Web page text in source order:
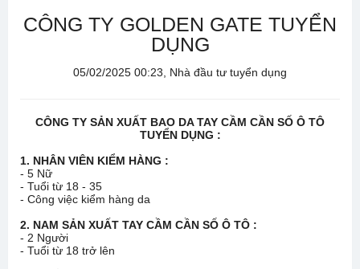
CÔNG TY GOLDEN GATE TUYỂN
DỤNG
05/02/2025 00:23, Nhà đầu tư tuyển dụng
CÔNG TY SẢN XUẤT BAO DA TAY CẦM CẦN SỐ Ô TÔ
TUYỂN DỤNG :
1. NHÂN VIÊN KIỂM HÀNG :
- 5 Nữ
- Tuổi từ 18 - 35
- Công việc kiểm hàng da
2. NAM SẢN XUẤT TAY CẦM CẦN SỐ Ô TÔ :
- 2 Người
- Tuổi từ 18 trở lên